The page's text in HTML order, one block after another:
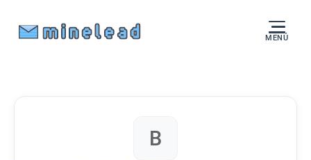
MENÚ
B